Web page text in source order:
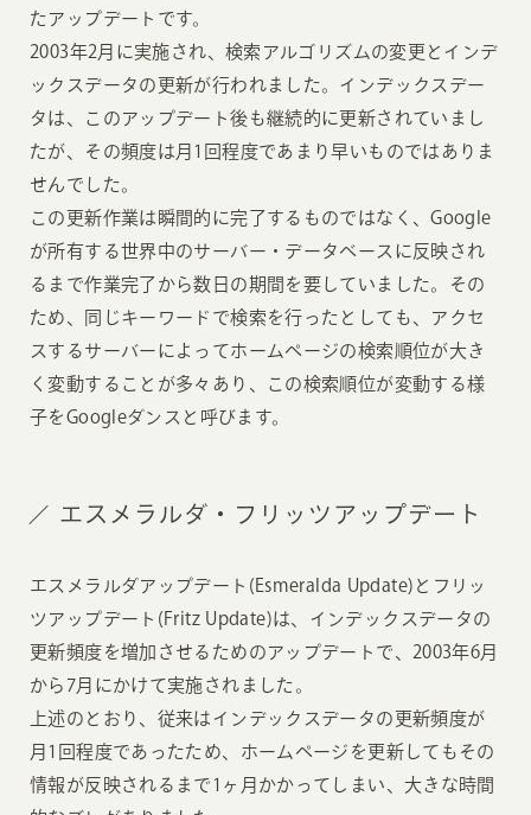
たアップデートです。
2003年2月に実施され、検索アルゴリズムの変更とインデ
ックスデータの更新が行われました。インデックスデー
タは、このアップデート後も継続的に更新されていまし
たが、その頻度は月1回程度であまり早いものではありま
せんでした。
この更新作業は瞬間的に完了するものではなく、Google
が所有する世界中のサーバー・データベースに反映され
るまで作業完了から数日の期間を要していました。その
ため、同じキーワードで検索を行ったとしても、アクセ
スするサーバーによってホームページの検索順位が大き
く変動することが多々あり、この検索順位が変動する様
子をGoogleダンスと呼びます。
エスメラルダ・フリッツアップデート
エスメラルダアップデート(Esmeralda Update)とフリッ
ツアップデート(Fritz Update)は、インデックスデータの
更新頻度を増加させるためのアップデートで、2003年6月
から7月にかけて実施されました。
上述のとおり、従来はインデックスデータの更新頻度が
月1回程度であったため、ホームページを更新してもその
情報が反映されるまで1ヶ月かかってしまい、大きな時間